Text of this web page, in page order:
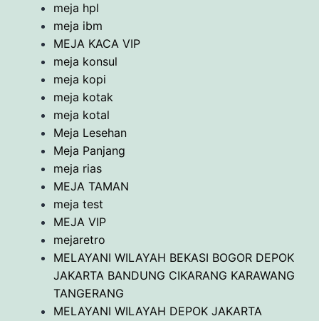
meja hpl
meja ibm
MEJA KACA VIP
meja konsul
meja kopi
meja kotak
meja kotal
Meja Lesehan
Meja Panjang
meja rias
MEJA TAMAN
meja test
MEJA VIP
mejaretro
MELAYANI WILAYAH BEKASI BOGOR DEPOK
JAKARTA BANDUNG CIKARANG KARAWANG
TANGERANG
MELAYANI WILAYAH DEPOK JAKARTA